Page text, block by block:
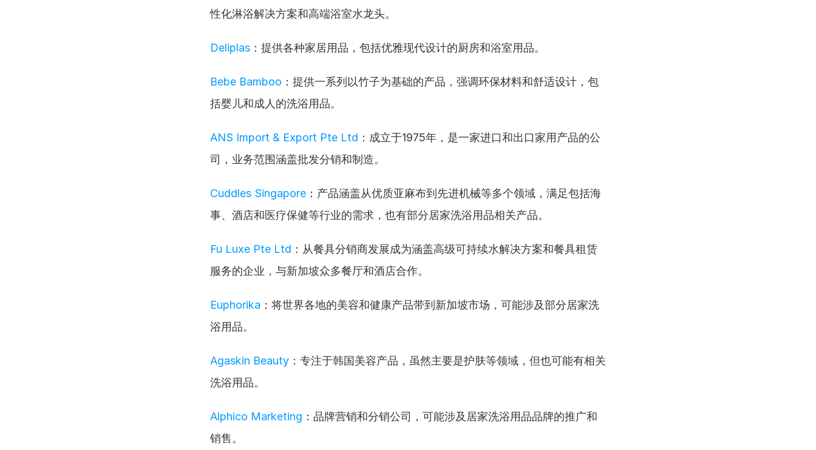
性化淋浴解决方案和高端浴室水龙头。
Deliplas ：提供各种家居用品，包括优雅现代设计的厨房和浴室用品。
Bebe Bamboo ：提供一系列以竹子为基础的产品，强调环保材料和舒适设计，包
括婴儿和成人的洗浴用品。
ANS Import & Export Pte Ltd ：成立于1975年，是一家进口和出口家用产品的公
司，业务范围涵盖批发分销和制造。
Cuddles Singapore ：产品涵盖从优质亚麻布到先进机械等多个领域，满足包括海
事、酒店和医疗保健等行业的需求，也有部分居家洗浴用品相关产品。
Fu Luxe Pte Ltd ：从餐具分销商发展成为涵盖高级可持续水解决方案和餐具租赁
服务的企业，与新加坡众多餐厅和酒店合作。
Euphorika ：将世界各地的美容和健康产品带到新加坡市场，可能涉及部分居家洗
浴用品。
Agaskin Beauty ：专注于韩国美容产品，虽然主要是护肤等领域，但也可能有相关
洗浴用品。
Alphico Marketing ：品牌营销和分销公司，可能涉及居家洗浴用品品牌的推广和
销售。